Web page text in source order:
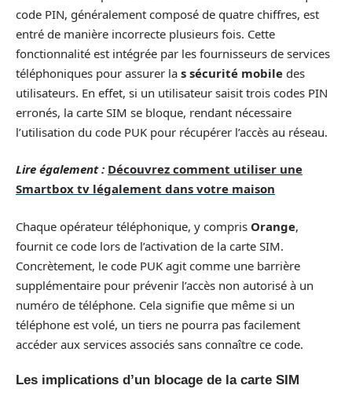
code PIN, généralement composé de quatre chiffres, est
entré de manière incorrecte plusieurs fois. Cette
fonctionnalité est intégrée par les fournisseurs de services
téléphoniques pour assurer la s sécurité mobile des
utilisateurs. En effet, si un utilisateur saisit trois codes PIN
erronés, la carte SIM se bloque, rendant nécessaire
l’utilisation du code PUK pour récupérer l’accès au réseau.
Lire également : Découvrez comment utiliser une
Smartbox tv légalement dans votre maison
Chaque opérateur téléphonique, y compris Orange,
fournit ce code lors de l’activation de la carte SIM.
Concrètement, le code PUK agit comme une barrière
supplémentaire pour prévenir l’accès non autorisé à un
numéro de téléphone. Cela signifie que même si un
téléphone est volé, un tiers ne pourra pas facilement
accéder aux services associés sans connaître ce code.
Les implications d’un blocage de la carte SIM